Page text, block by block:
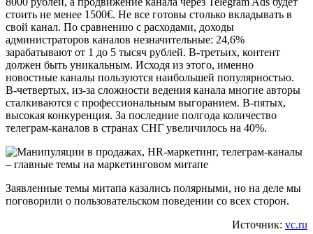
стоить не менее 1500€. Не все готовы столько вкладывать в
свой канал. По сравнению с расходами, доходы
администраторов каналов незначительные: 24,6%
зарабатывают от 1 до 5 тысяч рублей. В-третьих, контент
должен быть уникальным. Исходя из этого, именно
новостные каналы пользуются наибольшей популярностью.
В-четвертых, из-за сложности ведения канала многие авторы
сталкиваются с профессиональным выгоранием. В-пятых,
высокая конкуренция. За последние полгода количество
телеграм-каналов в странах СНГ увеличилось на 40%.
Заявленные темы митапа казались полярными, но на деле мы
поговорили о пользовательском поведении со всех сторон.
Источник: vc.ru